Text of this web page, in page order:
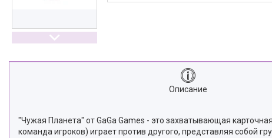
Описание
"Чужая Планета" от GaGa Games - это захватывающая
команда игроков) играет против другого, представляя собой